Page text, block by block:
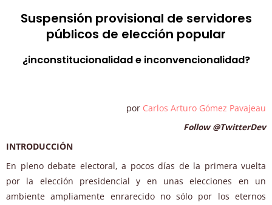
Suspensión provisional de servidores
públicos de elección popular
¿inconstitucionalidad e inconvencionalidad?
por Carlos Arturo Gómez Pavajeau
Follow @TwitterDev
INTRODUCCIÓN
En pleno debate electoral, a pocos días de la primera vuelta
por la elección presidencial y en unas elecciones en un
ambiente ampliamente enrarecido no sólo por los eternos